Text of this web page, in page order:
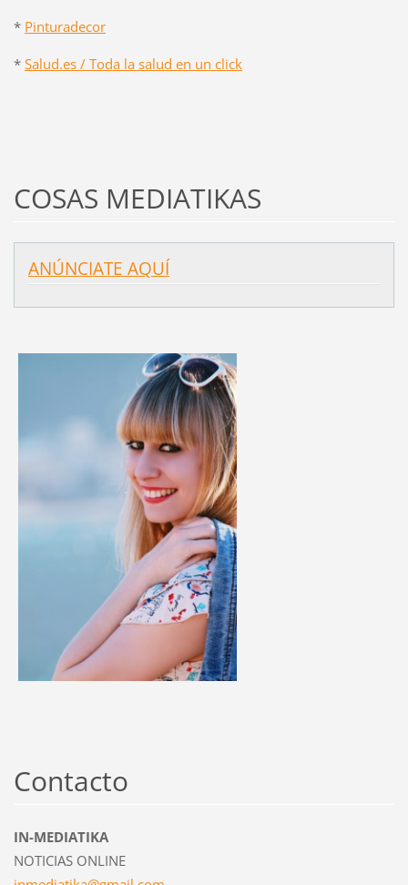
* Pinturadecor
* Salud.es / Toda la salud en un click
COSAS MEDIATIKAS
ANÚNCIATE AQUÍ
Contacto
IN-MEDIATIKA
NOTICIAS ONLINE